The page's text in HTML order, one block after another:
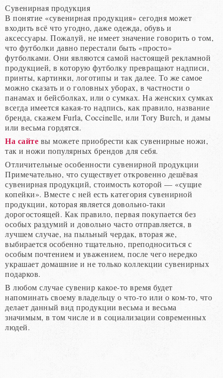
Сувенирная продукция
В понятие «сувенирная продукция» сегодня может
входить всё что угодно, даже одежда, обувь и
аксессуары. Пожалуй, не имеет значение говорить о том,
что футболки давно перестали быть «просто»
футболками. Они являются самой настоящей рекламной
продукцией, в которую футболку превращают надписи,
принты, картинки, логотипы и так далее. То же самое
можно сказать и о головных уборах, в частности о
панамах и бейсболках, или о сумках. На женских сумках
всегда имеется какая-то надпись, как правило, название
бренда, скажем Furla, Coccinelle, или Tory Burch, и дамы
или весьма гордятся.
На сайте вы можете приобрести как сувенирные ножи,
так и ножи популярных брендов для себя.
Отличительные особенности сувенирной продукции
Примечательно, что существует откровенно дешёвая
сувенирная продукций, стоимость которой — «сущие
копейки». Вместе с ней есть категория сувенирной
продукции, которая является довольно-таки
дорогостоящей. Как правило, первая покупается без
особых раздумий и довольно часто отправляется, в
лучшем случае, на пыльный чердак, вторая же,
выбирается особенно тщательно, преподноситься с
особым почтением и уважением, после чего нередко
украшает домашние и не только коллекции сувенирных
подарков.
В любом случае сувенир какое-то время будет
напоминать своему владельцу о что-то или о ком-то, что
делает данный вид продукции весьма и весьма
значимым, в том числе и в социализации современных
людей.